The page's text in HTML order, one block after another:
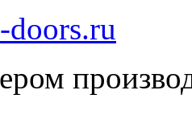
doors.ru